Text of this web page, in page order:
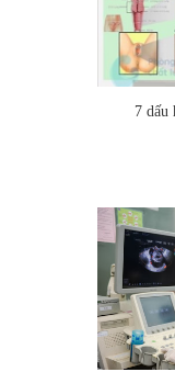
7 dấu